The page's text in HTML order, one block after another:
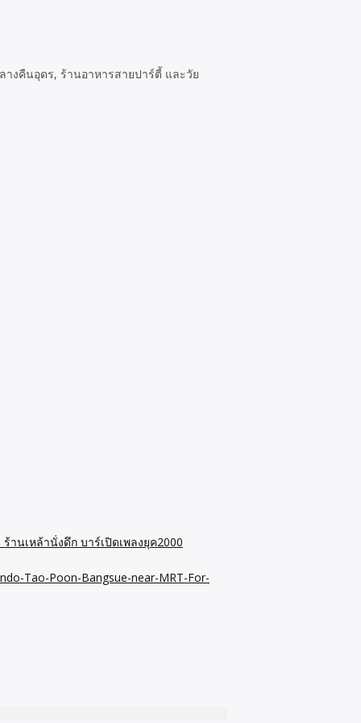
งคืนอุดร, ร้านอาหารสายปาร์ตี้ และวัย
านเหล้านั่งดึก บาร์เปิดเพลงยุค2000
Tao-Poon-Bangsue-near-MRT-For-